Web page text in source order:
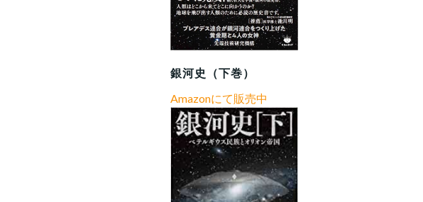
銀河史（下巻）
Amazonにて販売中